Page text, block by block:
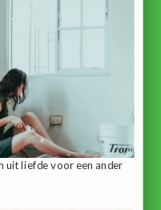
uit liefde voor een ander